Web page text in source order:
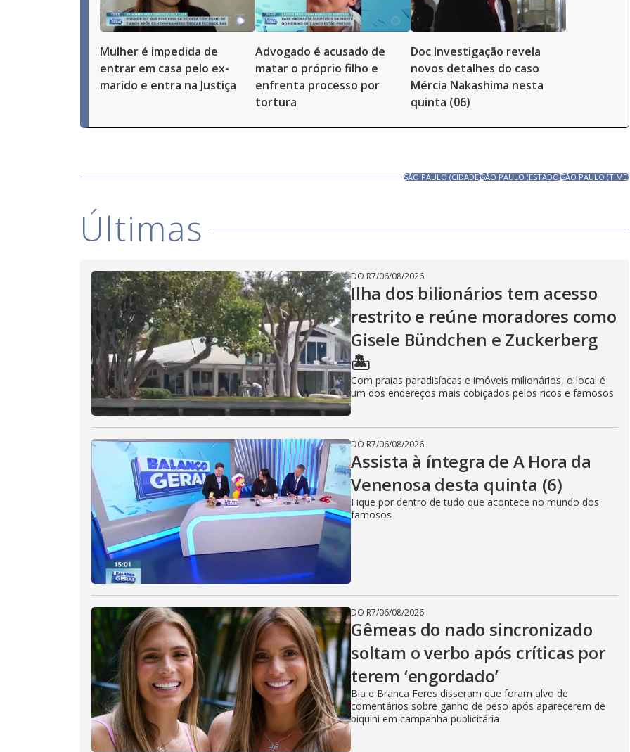
Mulher é impedida de
entrar em casa pelo ex-
marido e entra na Justiça
Advogado é acusado de
matar o próprio filho e
enfrenta processo por
tortura
Doc Investigação revela
novos detalhes do caso
Mércia Nakashima nesta
quinta (06)
SÃO PAULO (CIDADE)SÃO PAULO (ESTADO)SÃO PAULO (TIME)
Últimas
DO R7/06/08/2026
Ilha dos bilionários tem acesso
restrito e reúne moradores como
Gisele Bündchen e Zuckerberg
🏝️
Com praias paradisíacas e imóveis milionários, o local é
um dos endereços mais cobiçados pelos ricos e famosos
DO R7/06/08/2026
Assista à íntegra de A Hora da
Venenosa desta quinta (6)
Fique por dentro de tudo que acontece no mundo dos
famosos
DO R7/06/08/2026
Gêmeas do nado sincronizado
soltam o verbo após críticas por
terem ‘engordado’
Bia e Branca Feres disseram que foram alvo de
comentários sobre ganho de peso após aparecerem de
biquíni em campanha publicitária